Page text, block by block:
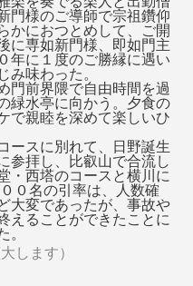
門様のご導師で宗祖鑽仰
かにおつとめして、ご開
に専如新門様、即如門主
年に１度のご勝縁に遇い
み味わった。
門前界隈で自由時間を過
緑水亭に向かう。夕食の
で親睦を深めて楽しいひ
ースに別れて、日野誕生
参拝し、比叡山で合流し
・西塔のコースと横川に
０名の引率は、人数確
大変であったが、事故や
えることができたことに
。
します）